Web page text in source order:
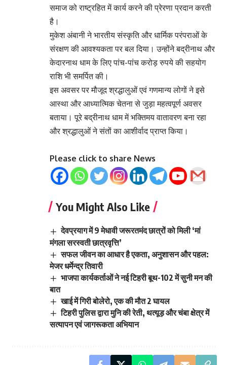
समाज को राष्ट्रहित में कार्य करने की प्रेरणा प्रदान करती
है।
मुकेश अंबानी ने भारतीय संस्कृति और धार्मिक परंपराओं के
संरक्षण की आवश्यकता पर बल दिया। उन्होंने बद्रीनाथ और
केदारनाथ धाम के लिए पांच-पांच करोड़ रुपये की सहयोग
राशि भी समर्पित की।
इस अवसर पर मौजूद श्रद्धालुओं एवं गणमान्य लोगों ने इसे
आस्था और आध्यात्मिक चेतना से जुड़ा महत्वपूर्ण अवसर
बताया। पूरे बद्रीनाथ धाम में भक्तिमय वातावरण बना रहा
और श्रद्धालुओं ने संतों का आशीर्वाद प्राप्त किया।
Please click to share News
You Might Also Like
देवप्रयाग में 9 मेधावी जरूरतमंद छात्रों को मिली ‘मां
मंगला सरस्वती छात्रवृत्ति’
सफल जीवन का आधार है एकता, अनुशासन और पहल:
मेजर धर्मेन्द्र तिवारी
भाजपा कार्यकर्ताओं ने नई टिहरी बूथ-102 में सुनी मन की
बात
खाई में गिरी बोलेरो, एक की मौत 2 घायल
टिहरी पुलिस द्वारा मुनि की रेती, थत्यूड़ और चंबा क्षेत्र में
सत्यापन एवं जागरूकता अभियान